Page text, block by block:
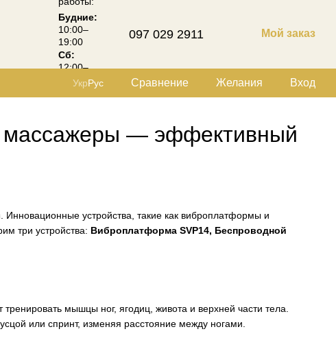
Будние:
10:00–
19:00
Сб:
12:00–
18:00
097 029 2911 Мой заказ
УкрРус Сравнение Желания Вход
— эффективный
устройства, такие как виброплатформы и
три устройства: Виброплатформа SVP14, Беспроводной
мышцы ног, ягодиц, живота и верхней части тела.
или спринт, изменяя расстояние между ногами.